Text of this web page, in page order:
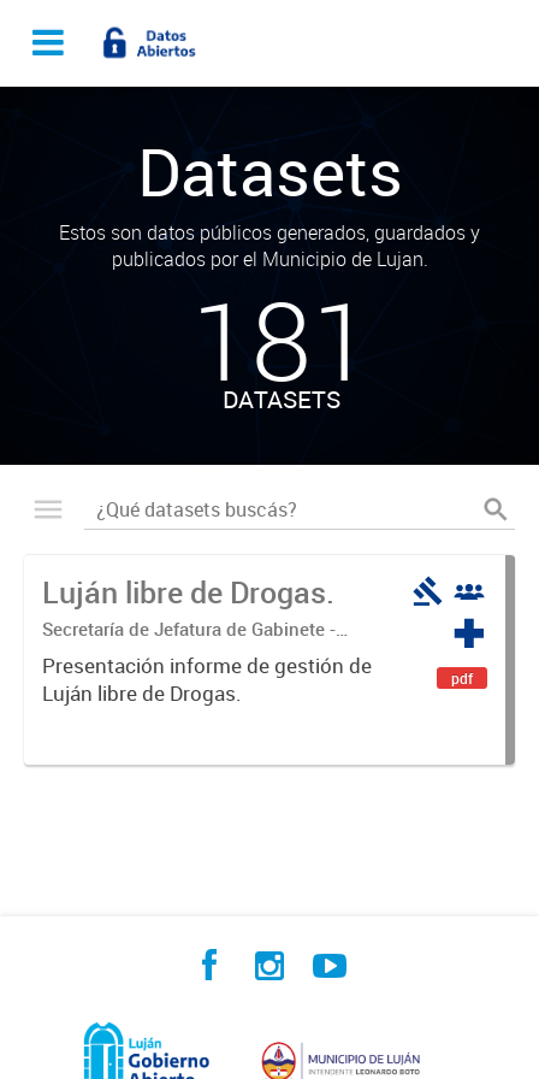
Datasets
Estos son datos públicos generados, guardados y
publicados por el Municipio de Lujan.
181
DATASETS
Luján libre de Drogas.
Secretaría de Jefatura de Gabinete -
Coordinación Luján Libre de Drogas
Presentación informe de gestión de
Luján libre de Drogas.
pdf